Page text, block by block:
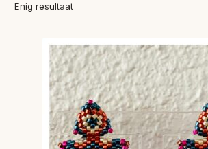
RETOURNEREN
VERLANGLIJST
VERZENDKOSTEN
VOLG BESTELLING
Enig resultaat